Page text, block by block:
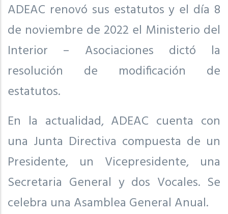
ADEAC renovó sus estatutos y el día 8
de noviembre de 2022 el Ministerio del
Interior – Asociaciones dictó la
resolución de modificación de
estatutos.
En la actualidad, ADEAC cuenta con
una Junta Directiva compuesta de un
Presidente, un Vicepresidente, una
Secretaria General y dos Vocales. Se
celebra una Asamblea General Anual.